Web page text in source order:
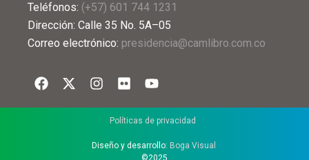
Teléfonos: (+57) 601 744 1231
Dirección: Calle 35 No. 5A–05
Correo electrónico: presidencia@camlibro.com.co
Políticas de privacidad
Diseño y desarrollo: Boga Visual